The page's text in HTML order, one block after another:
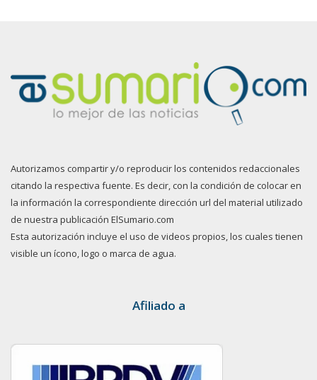
Autorizamos compartir y/o reproducir los contenidos redaccionales
citando la respectiva fuente. Es decir, con la condición de colocar en
la información la correspondiente dirección url del material utilizado
de nuestra publicación ElSumario.com
Esta autorización incluye el uso de videos propios, los cuales tienen
visible un ícono, logo o marca de agua.
Afiliado a